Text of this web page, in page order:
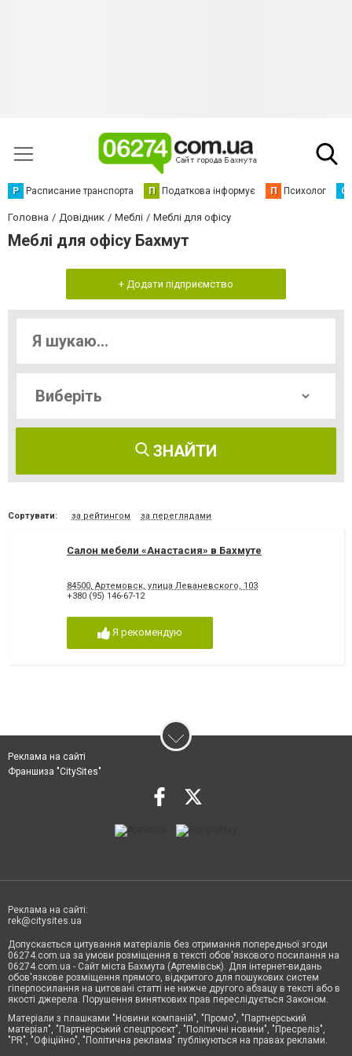
Р Расписание транспорта П Податкова інформує П Психолог С
Головна Довідник Меблі Меблі для офісу
Меблі для офісу Бахмут
+ Додати підприємство
ЗНАЙТИ
Сортувати: за рейтингом за переглядами
Салон мебели «Анастасия» в Бахмуте
84500, Артемовск, улица Леваневского, 103
+380 (95) 146-67-12
Я рекомендую
Реклама на сайті
Франшиза "CitySites"
Реклама на сайті:
rek@citysites.ua
Допускається цитування матеріалів без отримання попередньої згоди
06274.com.ua за умови розміщення в тексті обов'язкового посилання на
06274.com.ua - Сайт міста Бахмута (Артемівськ). Для інтернет-видань
обов'язкове розміщення прямого, відкритого для пошукових систем
гіперпосилання на цитовані статті не нижче другого абзацу в тексті або в
якості джерела. Порушення виняткових прав переслідується Законом.
Матеріали з плашками "Новини компаній", "Промо", "Партнерський
матеріал", "Партнерський спецпроєкт", "Політичні новини", "Пресреліз",
"PR", "Офіційно", "Політична реклама" публікуються на правах реклами.